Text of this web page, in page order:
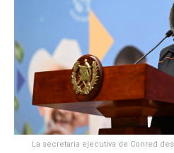
La secretaria ejecutiva de Conred